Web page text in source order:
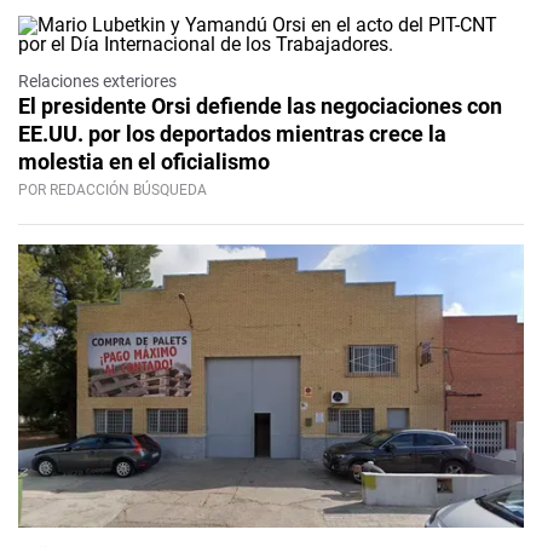
Relaciones exteriores
El presidente Orsi defiende las negociaciones con
EE.UU. por los deportados mientras crece la
molestia en el oficialismo
POR REDACCIÓN BÚSQUEDA